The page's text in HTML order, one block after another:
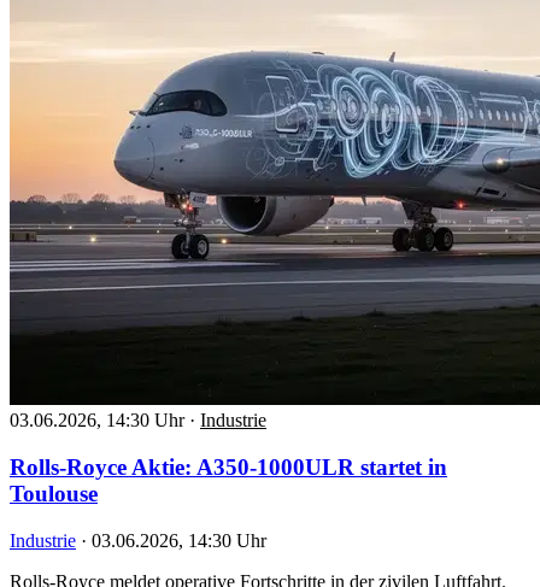
03.06.2026, 14:30 Uhr · Industrie
Rolls-Royce Aktie: A350-1000ULR startet in
Toulouse
Industrie · 03.06.2026, 14:30 Uhr
Rolls-Royce meldet operative Fortschritte in der zivilen Luftfahrt.